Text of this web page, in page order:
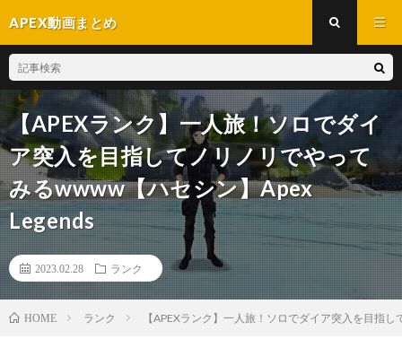
APEX動画まとめ
【APEXランク】一人旅！ソロでダイ
ア突入を目指してノリノリでやって
みるwwww【ハセシン】Apex
Legends
2023.02.28 ランク
HOME ランク 【APEXランク】一人旅！ソロでダイア突入を目指